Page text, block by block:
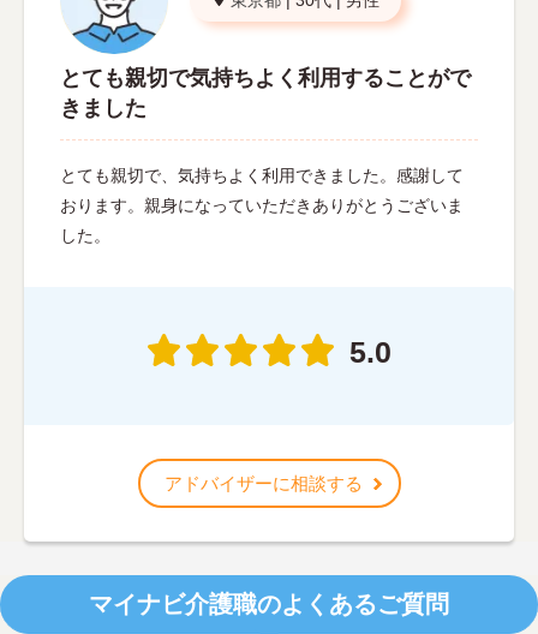
とても親切で気持ちよく利用することがで
きました
とても親切で、気持ちよく利用できました。感謝して
おります。親身になっていただきありがとうございま
した。
5.0
アドバイザーに相談する
マイナビ介護職のよくあるご質問